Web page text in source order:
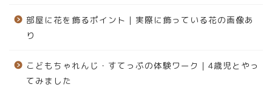
部屋に花を飾るポイント｜実際に飾っている花の画像あ
り
こどもちゃれんじ・すてっぷの体験ワーク｜4歳児とやっ
てみました